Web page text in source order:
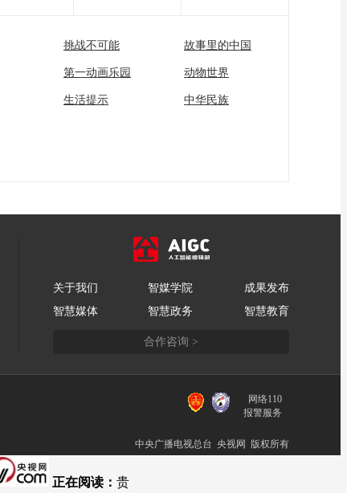
挑战不可能 故事里的中国
第一动画乐园 动物世界
生活提示 中华民族
关于我们 智媒学院
成果发布
智慧媒体
智慧政务 智慧教育
合作咨询 >
网络110
报警服务
中央广播电视总台 央视网 版权所有
正在阅读： 贵